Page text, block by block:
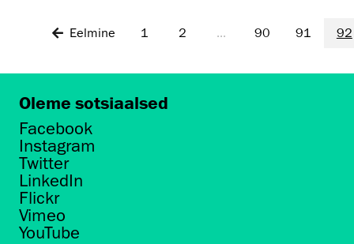
Eelmine 1 2 ... 90 91 92
Oleme sotsiaalsed
Facebook
Instagram
Twitter
LinkedIn
Flickr
Vimeo
YouTube